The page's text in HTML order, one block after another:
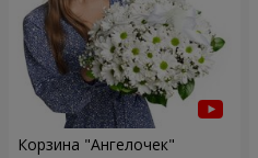
Корзина "Ангелочек"